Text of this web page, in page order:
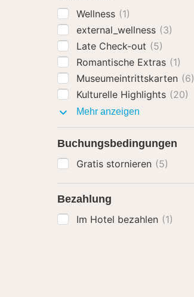
Wellness (1)
external_wellness (3)
Late Check-out (5)
Romantische Extras (1)
Museumeintrittskarten (6)
Kulturelle Highlights (20)
Mehr anzeigen
Buchungsbedingungen
Gratis stornieren (5)
Bezahlung
Im Hotel bezahlen (1)